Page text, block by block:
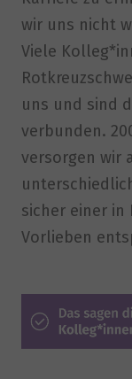
wir uns nicht
Viele
uns und sind
verbunden.
versorgen wir
sicher einer in
Vorlieben